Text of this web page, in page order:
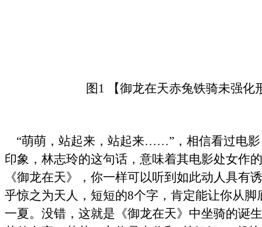
图1 【御龙在天赤兔铁骑未强化
“萌萌，站起来，站起来……”，相信看过电影
印象，林志玲的这句话，意味着其电影处女作
《御龙在天》，你一样可以听到如此动人具有
乎惊之为天人，短短的8个字，肯定能让你从脚
一夏。没错，这就是《御龙在天》中坐骑的诞